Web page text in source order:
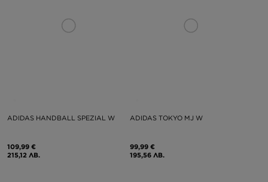
ADIDAS HANDBALL SPEZIAL W
109,99 €
215,12 ЛВ.
ADIDAS TOKYO MJ W
99,99 €
195,56 ЛВ.